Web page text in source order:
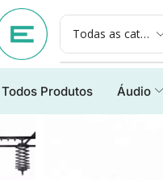
Todos Produtos Áudio